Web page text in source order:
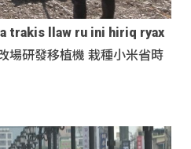
trakis llaw ru ini hiriq ryax
場研發移植機 栽種小米省時